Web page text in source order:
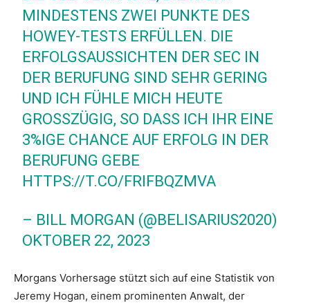
INDESTENS ZWEI PUNKTE DES H
OWEY-TESTS ERFÜLLEN. DIE E
RFOLGSAUSSICHTEN DER SEC IN D
ER BERUFUNG SIND SEHR GERING U
ND ICH FÜHLE MICH HEUTE G
ROSSZÜGIG, SO DASS ICH IHR EINE 3%
IGE CHANCE AUF ERFOLG IN DER BE
RUFUNG GEBE
HTTPS://T.CO/FRIFBQZMVA
– BILL MORGAN (@BELISARIUS2020)
OKTOBER 22, 2023
Morgans Vorhersage stützt sich auf eine Statistik von
Jeremy Hogan, einem prominenten Anwalt, der